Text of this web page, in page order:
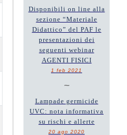
Disponibili on line alla
sezione “Materiale
Didattico” del PAF le
presentazioni dei
seguenti webinar
AGENTI FISICI
1 feb 2021
~
Lampade germicide
UVC: nota informativa
su rischi e allerte
20 ago 2020